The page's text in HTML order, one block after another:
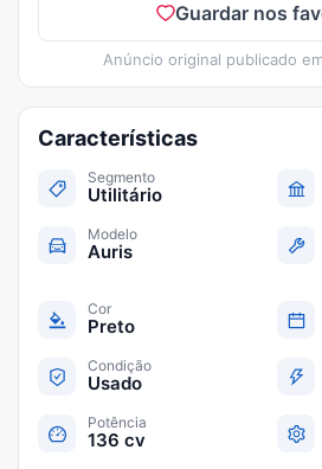
Guardar nos
Anúncio original publicado
Características
Segmento
Utilitário
Modelo
Auris
Cor
Preto
Condição
Usado
Potência
136 cv